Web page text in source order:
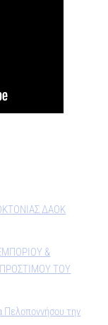
ΔΑΟΚ
&
ΤΟΥ
Πελοποννήσου την